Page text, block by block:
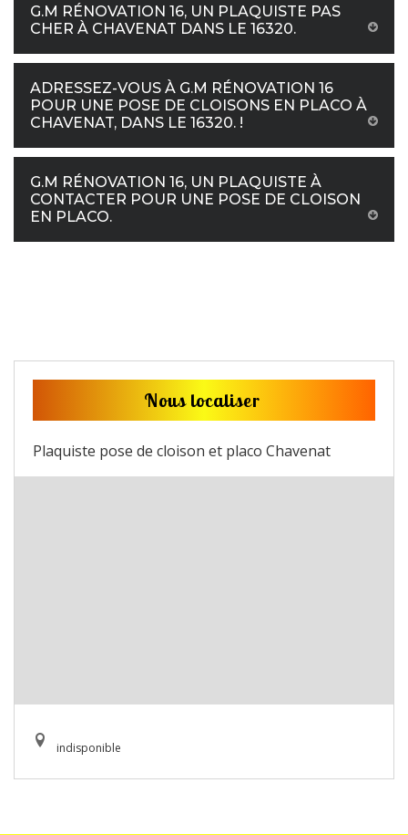
G.M RÉNOVATION 16, UN PLAQUISTE PAS
CHER À CHAVENAT DANS LE 16320.
ADRESSEZ-VOUS À G.M RÉNOVATION 16
POUR UNE POSE DE CLOISONS EN PLACO À
CHAVENAT, DANS LE 16320. !
G.M RÉNOVATION 16, UN PLAQUISTE À
CONTACTER POUR UNE POSE DE CLOISON
EN PLACO.
Nous localiser
Plaquiste pose de cloison et placo Chavenat
indisponible